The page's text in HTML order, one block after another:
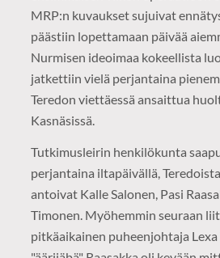
MRP:n kuvaukset sujuivat
päästiin lopettamaan päivää
Nurmisen ideoimaa kokeellista
jatkettiin vielä perjantaina
Teredon viettäessä ansaittua
Kasnäsissä.
Tutkimusleirin henkilökunta
perjantaina iltapäivällä,
antoivat Kalle Salonen, Pasi
Timonen. Myöhemmin seuraan
pitkäaikainen puheenjohtaja Lexa